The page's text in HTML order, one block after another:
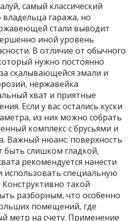
самый классический
гаража, но
стали выводит
иной уровень
В отличие от обычного
нужно постоянно
скалывающейся эмали и
нержавейка
хват и приятные
Если у вас остались куски
из них можно собрать
комплекс с брусьями и
Важный нюанс: поверхность
слишком гладкой,
рекомендуется нанести
использовать специальную
такой
разборным, что особенно
помещений, где
метр на счету. Применение